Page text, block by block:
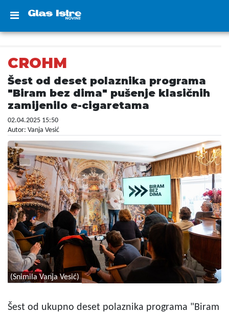
CROHM
Šest od deset polaznika programa
"Biram bez dima" pušenje klasičnih
zamijenilo e-cigaretama
02.04.2025 15:50
Autor: Vanja Vesić
(Snimila Vanja Vesić)
Šest od ukupno deset polaznika programa "Biram